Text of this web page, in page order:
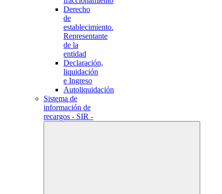
Derecho
de
establecimiento.
Representante
de la
entidad
Declaración,
liquidación
e Ingreso
Autoliquidación
Sistema de
información de
recargos - SIR -